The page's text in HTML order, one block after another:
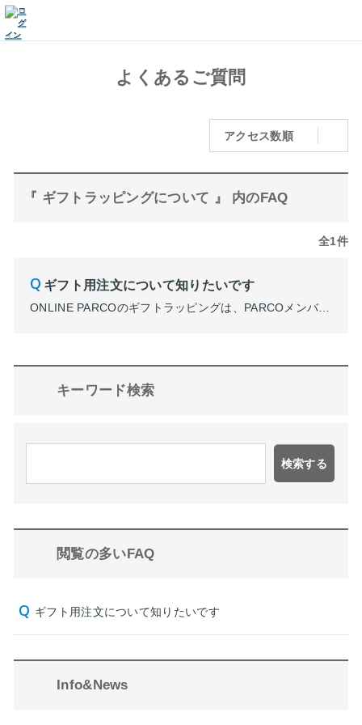
よくあるご質問
アクセス数順
『 ギフトラッピングについて 』 内のFAQ
全1件
ギフト用注文について知りたいです
ONLINE PARCOのギフトラッピングは、PARCOメンバーズ限定でご利用いただけます。 また、商品によってギフト対応可・不可がございます。 商品画面にて「ギフト：ラッピング可」になっている商品を選択し、ショッピングカートで「ギフトラッピングを希望する」にチェックを入れて、 ご注文手続きを進めてください。 ※ギフトラッピングは有料の場合もございます。 ...
キーワード検索
検索する
閲覧の多いFAQ
ギフト用注文について知りたいです
Info&News